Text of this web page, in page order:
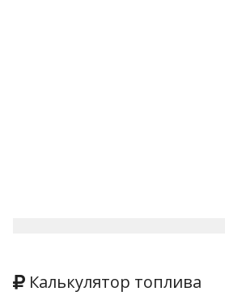
Калькулятор топлива